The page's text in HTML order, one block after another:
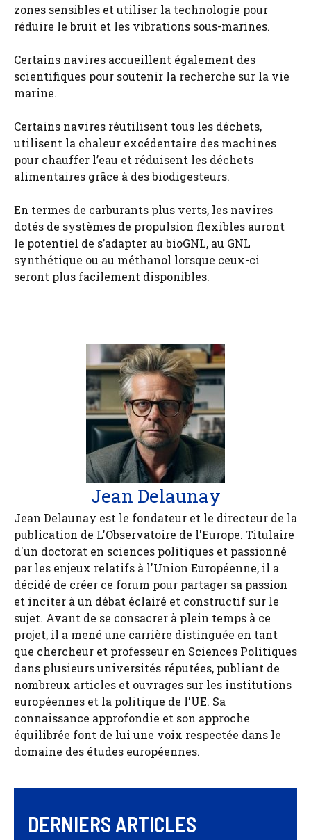
zones sensibles et utiliser la technologie pour
réduire le bruit et les vibrations sous-marines.
Certains navires accueillent également des
scientifiques pour soutenir la recherche sur la vie
marine.
Certains navires réutilisent tous les déchets,
utilisent la chaleur excédentaire des machines
pour chauffer l’eau et réduisent les déchets
alimentaires grâce à des biodigesteurs.
En termes de carburants plus verts, les navires
dotés de systèmes de propulsion flexibles auront
le potentiel de s’adapter au bioGNL, au GNL
synthétique ou au méthanol lorsque ceux-ci
seront plus facilement disponibles.
Jean Delaunay
Jean Delaunay est le fondateur et le directeur de la
publication de L'Observatoire de l'Europe. Titulaire
d'un doctorat en sciences politiques et passionné
par les enjeux relatifs à l'Union Européenne, il a
décidé de créer ce forum pour partager sa passion
et inciter à un débat éclairé et constructif sur le
sujet. Avant de se consacrer à plein temps à ce
projet, il a mené une carrière distinguée en tant
que chercheur et professeur en Sciences Politiques
dans plusieurs universités réputées, publiant de
nombreux articles et ouvrages sur les institutions
européennes et la politique de l'UE. Sa
connaissance approfondie et son approche
équilibrée font de lui une voix respectée dans le
domaine des études européennes.
DERNIERS ARTICLES